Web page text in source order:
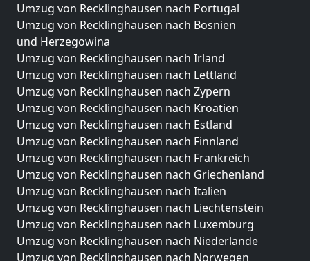
Umzug von Recklinghausen nach Portugal
Umzug von Recklinghausen nach Bosnien
und Herzegowina
Umzug von Recklinghausen nach Irland
Umzug von Recklinghausen nach Lettland
Umzug von Recklinghausen nach Zypern
Umzug von Recklinghausen nach Kroatien
Umzug von Recklinghausen nach Estland
Umzug von Recklinghausen nach Finnland
Umzug von Recklinghausen nach Frankreich
Umzug von Recklinghausen nach Griechenland
Umzug von Recklinghausen nach Italien
Umzug von Recklinghausen nach Liechtenstein
Umzug von Recklinghausen nach Luxemburg
Umzug von Recklinghausen nach Niederlande
Umzug von Recklinghausen nach Norwegen